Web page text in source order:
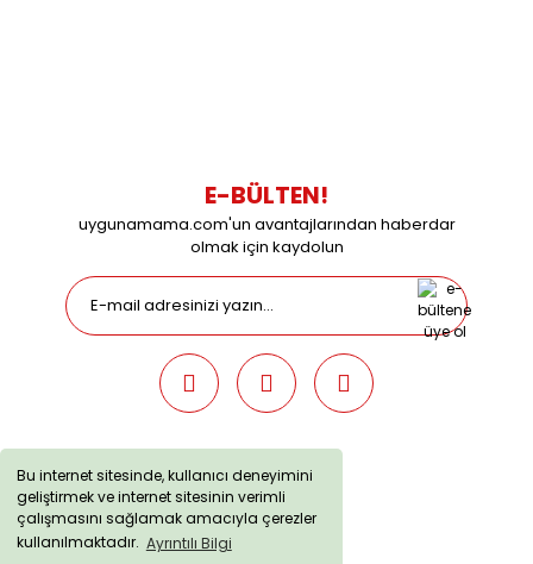
Bu internet sitesinde, kullanıcı deneyimini
geliştirmek ve internet sitesinin verimli
çalışmasını sağlamak amacıyla çerezler
kullanılmaktadır. Ayrıntılı Bilgi
E-BÜLTEN!
uygunamama.com'un avantajlarından haberdar
olmak için kaydolun
uygunamama.com © 2019 - Tüm Hakları Saklıdır. Kredi kartı
bilgileriniz 256bit SSL sertifikası ile korunmaktadır.